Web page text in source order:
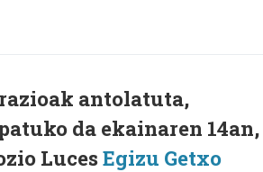
antolatuta,
da ekainaren 14an,
LucesEgizu Getxo